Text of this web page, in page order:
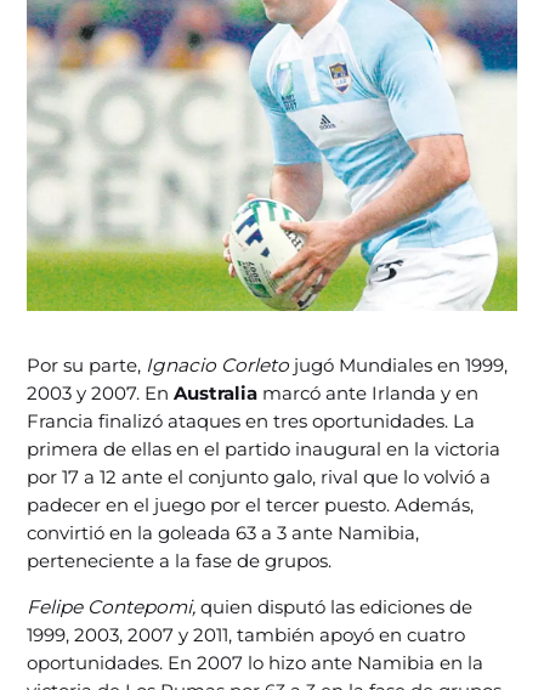
Por su parte, Ignacio Corleto jugó Mundiales en 1999,
2003 y 2007. En Australia marcó ante Irlanda y en
Francia finalizó ataques en tres oportunidades. La
primera de ellas en el partido inaugural en la victoria
por 17 a 12 ante el conjunto galo, rival que lo volvió a
padecer en el juego por el tercer puesto. Además,
convirtió en la goleada 63 a 3 ante Namibia,
perteneciente a la fase de grupos.
Felipe Contepomi, quien disputó las ediciones de
1999, 2003, 2007 y 2011, también apoyó en cuatro
oportunidades. En 2007 lo hizo ante Namibia en la